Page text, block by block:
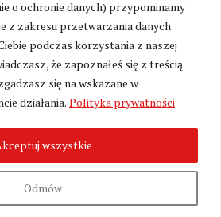
o ochronie danych) przypominamy
z zakresu przetwarzania danych
podczas korzystania z naszej
że zapoznałeś się z treścią
się na wskazane w
działania. Polityka prywatności
Odmów
wszystkie
ustawienia cookies
Prawa Zastrzeżone.
prywatności
Fundacja Wolność i Demokracja